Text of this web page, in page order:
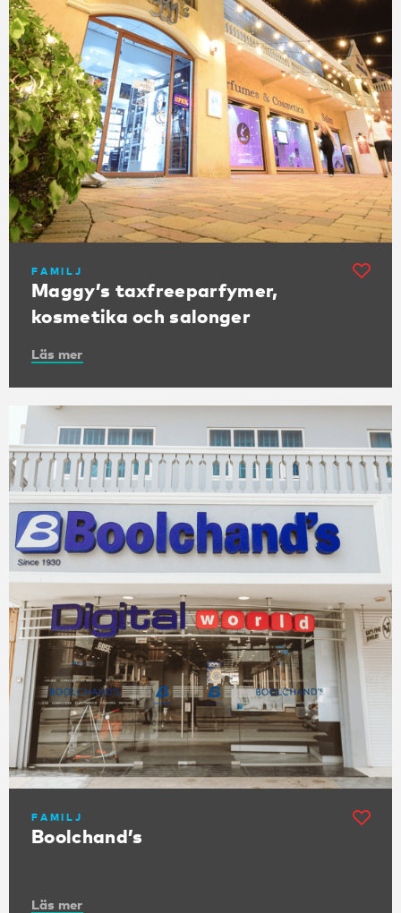
FAMILJ
Maggy’s taxfreeparfymer,
kosmetika och salonger
Läs mer
FAMILJ
Boolchand’s
Läs mer